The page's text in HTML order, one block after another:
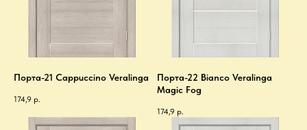
Порта-21 Cappuccino Veralinga
174,9 р.
Порта-22 Bianco Veralinga
Magic Fog
174,9 р.